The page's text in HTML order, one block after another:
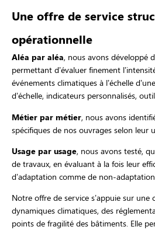
Une offre de service
opérationnelle
Aléa par aléa, nous avons développé
permettant d’évaluer finement
événements climatiques à l’échelle
d’échelle, indicateurs personnalisés,
Métier par métier, nous avons
spécifiques de nos ouvrages selon leur
Usage par usage, nous avons testé,
de travaux, en évaluant à la fois leur
d’adaptation comme de non-
Notre offre de service s’appuie sur une
dynamiques climatiques, des
points de fragilité des bâtiments. Elle